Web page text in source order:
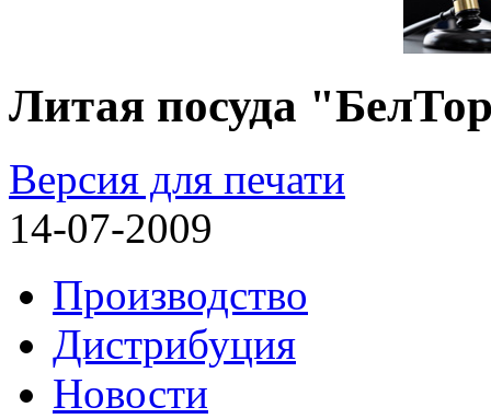
Литая посуда
Версия для печати
14-07-2009
Производство
Дистрибуция
Новости